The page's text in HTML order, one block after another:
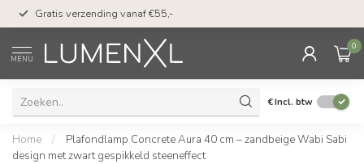
Gratis verzending vanaf €55,-
MENU
0
€Incl. btw
Home /
Plafondlamp Concrete Aura 40 cm – zandbeige Wabi Sabi
design met zwart gespikkeld steeneffect